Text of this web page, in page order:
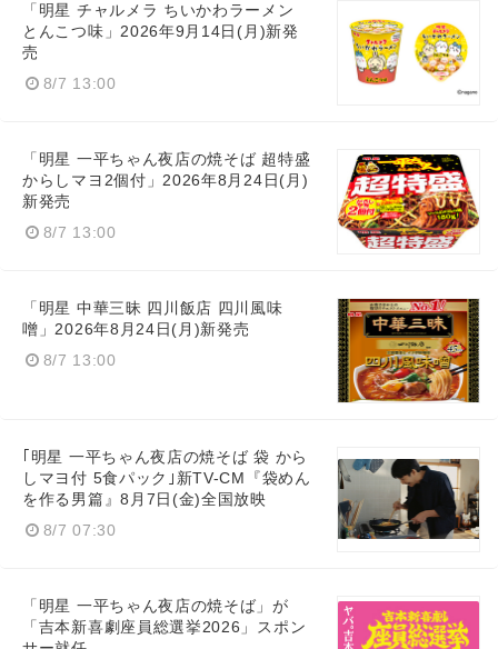
「明星 チャルメラ ちいかわラーメン
とんこつ味」2026年9月14日(月)新発
売
8/7 13:00
「明星 一平ちゃん夜店の焼そば 超特盛
からしマヨ2個付」2026年8月24日(月)
新発売
8/7 13:00
「明星 中華三昧 四川飯店 四川風味
噌」2026年8月24日(月)新発売
8/7 13:00
｢明星 一平ちゃん夜店の焼そば 袋 から
しマヨ付 5食パック｣新TV-CM『袋めん
を作る男篇』8月7日(金)全国放映
8/7 07:30
「明星 一平ちゃん夜店の焼そば」が
「吉本新喜劇座員総選挙2026」スポン